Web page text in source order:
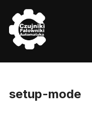
content
setup-mode